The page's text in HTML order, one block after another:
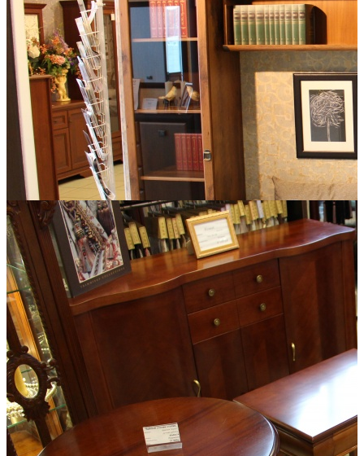
Дятьково
Кухни с итальянским темпераментом
BLACK RED WHITE, ANREX